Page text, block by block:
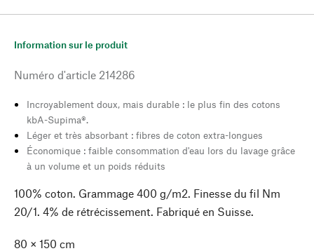
Information sur le produit
Numéro d'article 214286
Incroyablement doux, mais durable : le plus fin des cotons
kbA-Supima®.
Léger et très absorbant : fibres de coton extra-longues
Économique : faible consommation d'eau lors du lavage grâce
à un volume et un poids réduits
100% coton. Grammage 400 g/m2. Finesse du fil Nm
20/1. 4% de rétrécissement. Fabriqué en Suisse.
80 × 150 cm